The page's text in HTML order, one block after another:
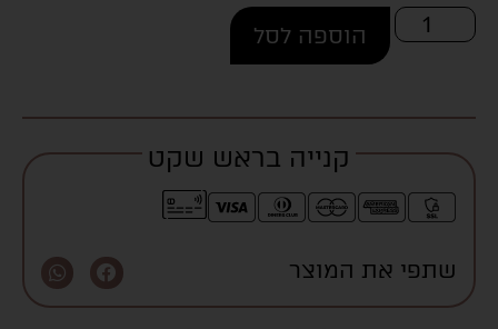
הוספה לסל
קנייה בראש שקט
שתפי את המוצר